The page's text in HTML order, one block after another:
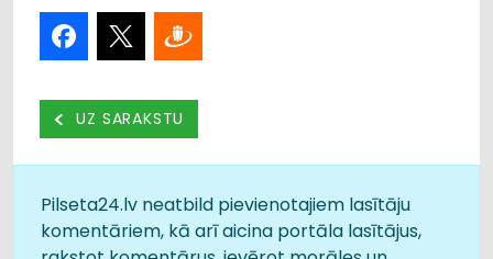
UZ SARAKSTU
Pilseta24.lv neatbild pievienotajiem lasītāju
komentāriem, kā arī aicina portāla lasītājus,